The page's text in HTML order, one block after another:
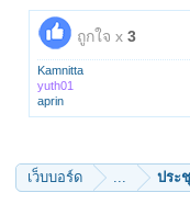
ถูกใจ x 3
Kamnitta
yuth01
aprin
เว็บบอร์ด ... ประ